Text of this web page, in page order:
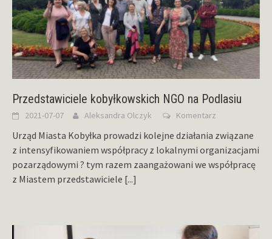
Przedstawiciele kobyłkowskich NGO na Podlasiu
2021-07-07 Aleksandra Olczyk Komentarz
Urząd Miasta Kobyłka prowadzi kolejne działania związane
z intensyfikowaniem współpracy z lokalnymi organizacjami
pozarządowymi ? tym razem zaangażowani we współpracę
z Miastem przedstawiciele [...]